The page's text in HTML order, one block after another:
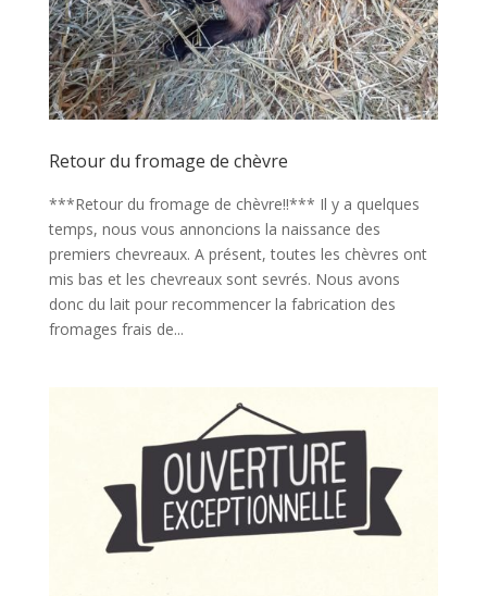
Retour du fromage de chèvre
***Retour du fromage de chèvre!!*** Il y a quelques
temps, nous vous annoncions la naissance des
premiers chevreaux. A présent, toutes les chèvres ont
mis bas et les chevreaux sont sevrés. Nous avons
donc du lait pour recommencer la fabrication des
fromages frais de...